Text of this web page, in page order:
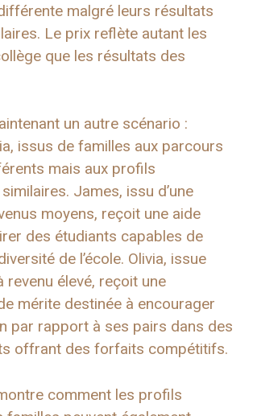
malgré leurs résultats
Le prix reflète autant les
que les résultats des
un autre scénario :
issus de familles aux parcours
mais aux profils
James, issu d’une
moyens, reçoit une aide
des étudiants capables de
de l’école. Olivia, issue
revenu élevé, reçoit une
mérite destinée à encourager
par rapport à ses pairs dans des
offrant des forfaits compétitifs.
comment les profils